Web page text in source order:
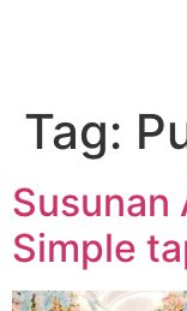
Tag:
Susunan
Simple